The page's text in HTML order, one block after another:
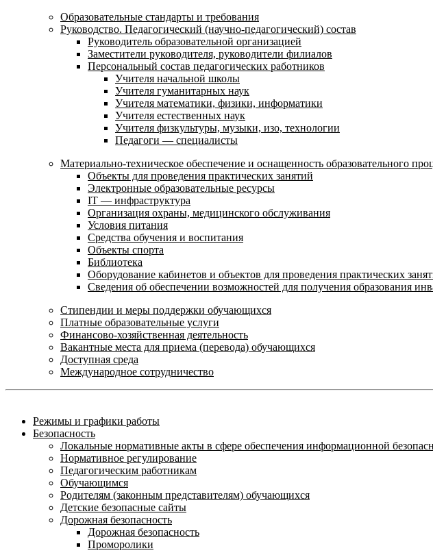
Образовательные стандарты и требования
Руководство. Педагогический (научно-педагогический) состав
Руководитель образовательной организацией
Заместители руководителя, руководители филиалов
Персональный состав педагогических работников
Учителя начальной школы
Учителя гуманитарных наук
Учителя математики, физики, информатики
Учителя естественных наук
Учителя физкультуры, музыки, изо, технологии
Педагоги — специалисты
Материально-техническое обеспечение и оснащенность образовательного
Объекты для проведения практических занятий
Электронные образовательные ресурсы
IT — инфраструктура
Организация охраны, медицинского обслуживания
Условия питания
Средства обучения и воспитания
Объекты спорта
Библиотека
Оборудование кабинетов и объектов для проведения практических
Сведения об обеспечении возможностей для получения образования
Стипендии и меры поддержки обучающихся
Платные образовательные услуги
Финансово-хозяйственная деятельность
Вакантные места для приема (перевода) обучающихся
Доступная среда
Международное сотрудничество
Режимы и графики работы
Безопасность
Локальные нормативные акты в сфере обеспечения информационной
Нормативное регулирование
Педагогическим работникам
Обучающимся
Родителям (законным представителям) обучающихся
Детские безопасные сайты
Дорожная безопасность
Дорожная безопасность
Проморолики